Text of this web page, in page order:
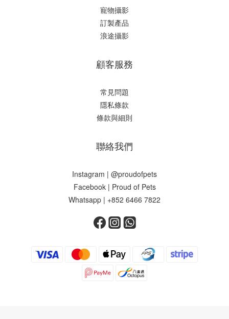
寵物攝影
訂製產品
浪途攝影
顧客服務
常見問題
隱私條款
條款與細則
聯絡我們
Instagram | @proudofpets
Facebook | Proud of Pets
Whatsapp | +852 6466 7822